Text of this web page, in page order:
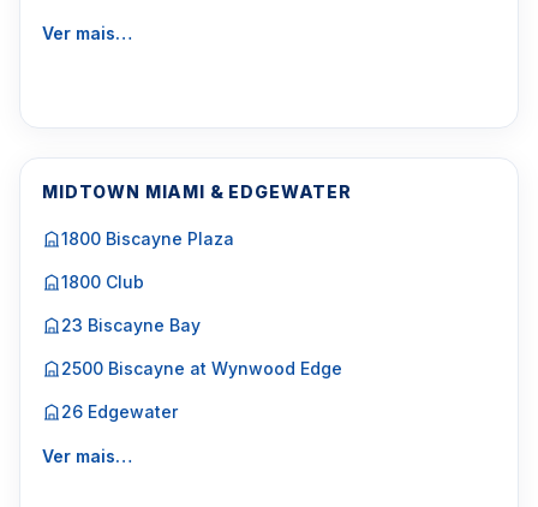
Ver mais…
MIDTOWN MIAMI & EDGEWATER
1800 Biscayne Plaza
1800 Club
23 Biscayne Bay
2500 Biscayne at Wynwood Edge
26 Edgewater
Ver mais…